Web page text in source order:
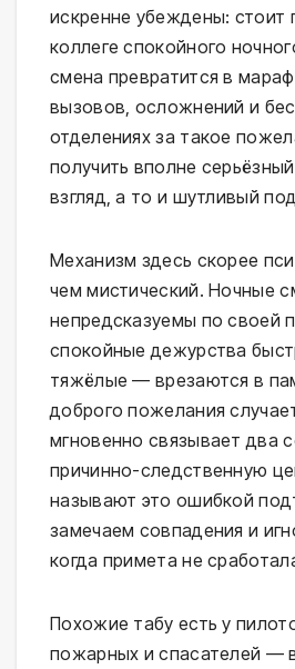
искренне убеждены: стоит
коллеге спокойного
смена превратится в
вызовов, осложнений и
отделениях за такое
получить вполне
взгляд, а то и шутливый
Механизм здесь скорее
чем мистический. Ночные
непредсказуемы по своей
спокойные дежурства
тяжёлые — врезаются в
доброго пожелания
мгновенно связывает два
причинно-следственную
называют это ошибкой
замечаем совпадения и
когда примета не
Похожие табу есть у
пожарных и спасателей —